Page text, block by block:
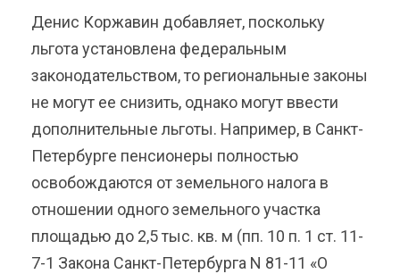
Денис Коржавин добавляет, поскольку
льгота установлена федеральным
законодательством, то региональные законы
не могут ее снизить, однако могут ввести
дополнительные льготы. Например, в Санкт-
Петербурге пенсионеры полностью
освобождаются от земельного налога в
отношении одного земельного участка
площадью до 2,5 тыс. кв. м (пп. 10 п. 1 ст. 11-
7-1 Закона Санкт-Петербурга N 81-11 «О